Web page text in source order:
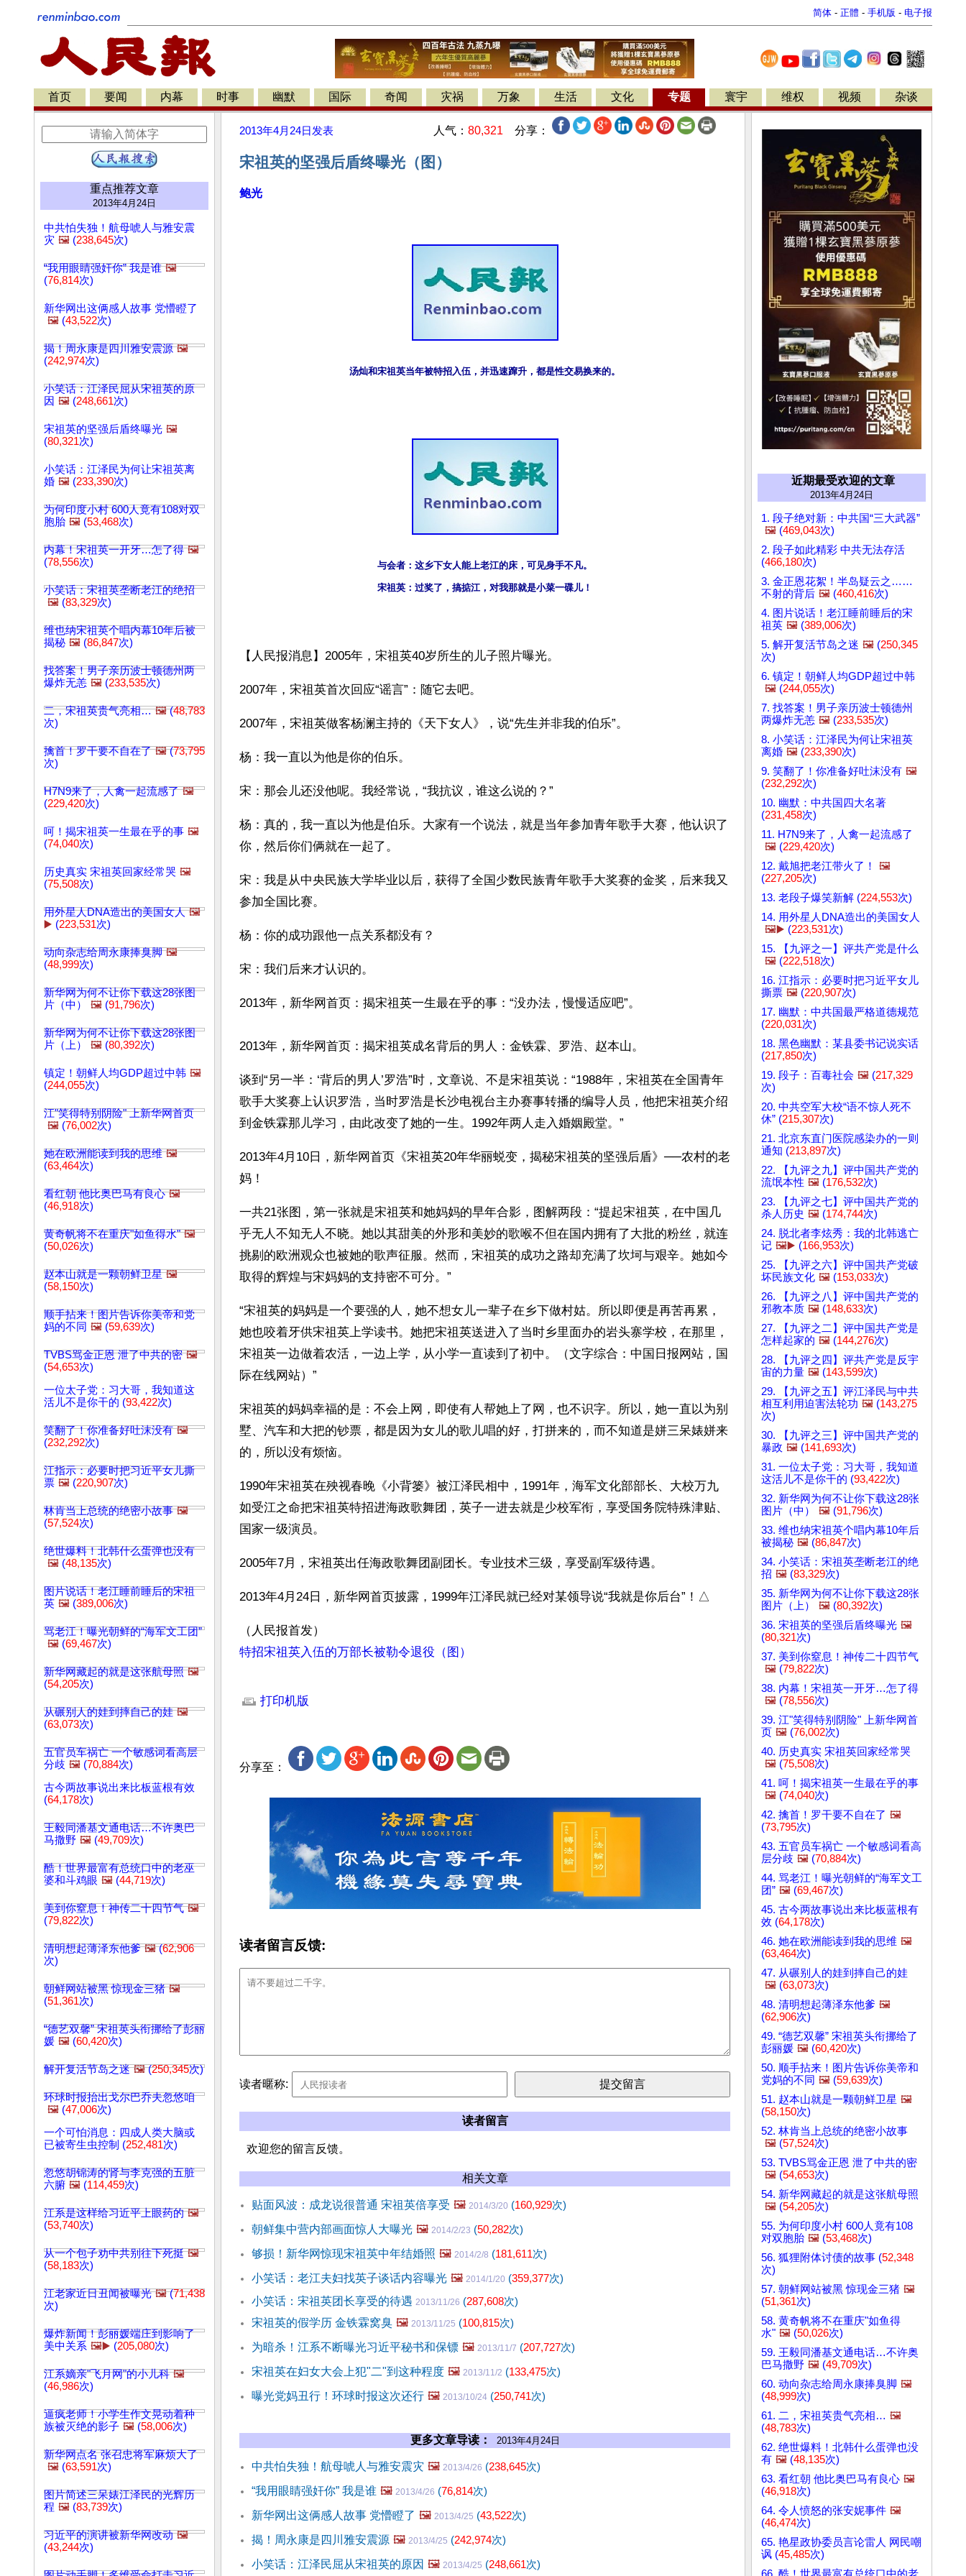
简体 - 正體 - 手机版 - 电子报
首页 要闻 内幕 时事 幽默 国际 奇闻 灾祸 万象 生活 文化 专题 寰宇 维权 视频 杂谈
重点推荐文章
2013年4月24日
中共怕失独！航母唬人与雅安震
灾 🖼️ (238,645次)
“我用眼睛强奸你” 我是谁 🖼️
(76,814次)
新华网出这俩感人故事 党懵瞪了
🖼️ (43,522次)
揭！周永康是四川雅安震源 🖼️
(242,974次)
小笑话：江泽民屈从宋祖英的原
因 🖼️ (248,661次)
宋祖英的坚强后盾终曝光 🖼️
(80,321次)
小笑话：江泽民为何让宋祖英离
婚 🖼️ (233,390次)
为何印度小村 600人竟有108对双
胞胎 🖼️ (53,468次)
内幕！宋祖英一开牙…怎了得 🖼️
(78,556次)
小笑话：宋祖英垄断老江的绝招
🖼️ (83,329次)
维也纳宋祖英个唱内幕10年后被
揭秘 🖼️ (86,847次)
找答案！男子亲历波士顿德州两
爆炸无恙 🖼️ (233,535次)
二，宋祖英贵气亮相… 🖼️(48,783
次)
擒首！罗干要不自在了 🖼️(73,795
次)
H7N9来了，人禽一起流感了 🖼️
(229,420次)
呵！揭宋祖英一生最在乎的事 🖼️
(74,040次)
历史真实 宋祖英回家经常哭 🖼️
(75,508次)
用外星人DNA造出的美国女人 🖼️
▶️ (223,531次)
动向杂志给周永康捧臭脚 🖼️
(48,999次)
新华网为何不让你下载这28张图
片（中）
🖼️ (91,796次)
新华网为何不让你下载这28张图
片（上）
🖼️ (80,392次)
镇定！朝鲜人均GDP超过中韩 🖼️
(244,055次)
江"笑得特别阴险" 上新华网首页
🖼️ (76,002次)
她在欧洲能读到我的思维 🖼️
(63,464次)
看红朝 他比奥巴马有良心 🖼️
(46,918次)
黄奇帆将不在重庆"如鱼得水" 🖼️
(50,026次)
赵本山就是一颗朝鲜卫星 🖼️
(58,150次)
顺手拈来！图片告诉你美帝和党
妈的不同 🖼️ (59,639次)
TVBS骂金正恩 泄了中共的密 🖼️
(54,653次)
一位太子党：习大哥，我知道这
活儿不是你干的 (93,422次)
笑翻了！你准备好吐沫没有 🖼️
(232,292次)
江指示：必要时把习近平女儿撕
票 🖼️ (220,907次)
林肯当上总统的绝密小故事 🖼️
(57,524次)
绝世爆料！北韩什么蛋弹也没有
🖼️ (48,135次)
图片说话！老江睡前睡后的宋祖
英 🖼️ (389,006次)
骂老江！曝光朝鲜的“海军文工团”
🖼️ (69,467次)
新华网藏起的就是这张航母照 🖼️
(54,205次)
从碾别人的娃到摔自己的娃 🖼️
(63,073次)
五官员车祸亡 一个敏感词看高层
分歧 🖼️ (70,884次)
古今两故事说出来比板蓝根有效
(64,178次)
王毅同潘基文通电话…不许奥巴
马撒野 🖼️ (49,709次)
酷！世界最富有总统口中的老巫
婆和斗鸡眼 🖼️ (44,719次)
美到你窒息！神传二十四节气 🖼️
(79,822次)
清明想起薄泽东他爹 🖼️(62,906
次)
朝鲜网站被黑 惊现金三猪 🖼️
(51,361次)
“德艺双馨” 宋祖英头衔挪给了彭丽
媛 🖼️ (60,420次)
解开复活节岛之迷 🖼️(250,345次)
环球时报抬出戈尔巴乔夫忽悠咱
🖼️ (47,006次)
一个可怕消息：四成人类大脑或
已被寄生虫控制 (252,481次)
忽悠胡锦涛的肾与李克强的五脏
六腑 🖼️ (114,459次)
江系是这样给习近平上眼药的 🖼️
(53,740次)
从一个包子劝中共别往下死挺 🖼️
(58,183次)
江老家近日丑闻被曝光 🖼️(71,438
次)
爆炸新闻！彭丽媛端庄到影响了
美中关系 🖼️▶️ (205,080次)
江系嫡亲"飞月网"的小儿科 🖼️
(46,986次)
逼疯老师！小学生作文晃动着种
族被灭绝的影子 🖼️ (58,006次)
新华网点名 张召忠将军麻烦大了
🖼️ (63,591次)
图片简述三呆婊江泽民的光辉历
程 🖼️ (83,739次)
习近平的演讲被新华网改动 🖼️
(43,244次)
2013年4月24日 发表 人气： 80,321 分享：
宋祖英的坚强后盾终曝光（图）
鲍光
汤灿和宋祖英当年被特招入伍，并迅速蹿升，都是性交易换来的。
与会者：这乡下女人能上老江的床，可见身手不凡。
宋祖英：过奖了，搞掂江，对我那就是小菜一碟儿！
【人民报消息】2005年，宋祖英40岁所生的儿子照片曝光。
2007年，宋祖英首次回应“谣言”：随它去吧。
2007年，宋祖英做客杨澜主持的《天下女人》，说“先生并非我的伯乐”。
杨：我一直以为他是你的伯乐。
宋：那会儿还没他呢。我经常说，“我抗议，谁这么说的？”
杨：真的，我一直以为他是伯乐。大家有一个说法，就是当年参加青年歌手大赛，他认识了
你，然后你们俩就在一起了。
宋：我是从中央民族大学毕业以后，获得了全国少数民族青年歌手大奖赛的金奖，后来我又
参加全国比赛。
杨：你的成功跟他一点关系都没有？
宋：我们后来才认识的。
2013年，新华网首页：揭宋祖英一生最在乎的事：“没办法，慢慢适应吧”。
2013年，新华网首页：揭宋祖英成名背后的男人：金铁霖、罗浩、赵本山。
谈到“另一半：‘背后的男人’罗浩”时，文章说、不是宋祖英说：“1988年，宋祖英在全国青年
歌手大奖赛上认识罗浩，当时罗浩是长沙电视台主办赛事转播的编导人员，他把宋祖英介绍
到金铁霖那儿学习，由此改变了她的一生。1992年两人走入婚姻殿堂。”
2013年4月10日，新华网首页《宋祖英20年华丽蜕变，揭秘宋祖英的坚强后盾》──农村的老
妈！
一共21张图，第一张就是宋祖英和她妈妈的早年合影，图解两段：“提起宋祖英，在中国几
乎无人不知无人不晓。她以其甜美的外形和美妙的歌喉不但在国内拥有了大批的粉丝，就连
挑剔的欧洲观众也被她的歌声征服。然而，宋祖英的成功之路却充满了坎坷与艰辛。她如今
取得的辉煌与宋妈妈的支持密不可分。”
“宋祖英的妈妈是一个要强的人，她不想女儿一辈子在乡下做村姑。所以即便是再苦再累，
她也咬着牙供宋祖英上学读书。她把宋祖英送进入了当时乡里面办的岩头寨学校，在那里，
宋祖英一边做着农活，一边上学，从小学一直读到了初中。（文字综合：中国日报网站，国
际在线网站）”
宋祖英的妈妈幸福的是：不会上网，即使有人帮她上了网，也不识字。所以，她一直以为别
墅、汽车和大把的钞票，都是因为女儿的歌儿唱的好，打拼来的，而不知道是姘三呆婊姘来
的，所以没有烦恼。
1990年宋祖英在殃视春晚《小背篓》被江泽民相中，1991年，海军文化部部长、大校万九
如受江之命把宋祖英特招进海政歌舞团，英子一进去就是少校军衔，享受国务院特殊津贴、
国家一级演员。
2005年7月，宋祖英出任海政歌舞团副团长。专业技术三级，享受副军级待遇。
2013年4月24日，新华网首页披露，1999年江泽民就已经对某领导说“我就是你后台”！△
（人民报首发）
特招宋祖英入伍的万部长被勒令退役（图）
打印机版
分享至：
读者留言反馈:
读者暱称:
读者留言
欢迎您的留言反馈。
相关文章
贴面风波：成龙说很普通 宋祖英倍享受 🖼️ 2014/3/20 (160,929次)
朝鲜集中营内部画面惊人大曝光 🖼️ 2014/2/23 (50,282次)
够损！新华网惊现宋祖英中年结婚照 🖼️ 2014/2/8 (181,611次)
小笑话：老江夫妇找英子谈话内容曝光 🖼️ 2014/1/20 (359,377次)
小笑话：宋祖英团长享受的待遇 2013/11/26 (287,608次)
宋祖英的假学历 金铁霖窝臭 🖼️ 2013/11/25 (100,815次)
为暗杀！江系不断曝光习近平秘书和保镖 🖼️ 2013/11/7 (207,727次)
宋祖英在妇女大会上犯"二"到这种程度 🖼️ 2013/11/2 (133,475次)
曝光党妈丑行！环球时报这次还行 🖼️ 2013/10/24 (250,741次)
更多文章导读： 2013年4月24日
中共怕失独！航母唬人与雅安震灾 🖼️ 2013/4/26 (238,645次)
“我用眼睛强奸你” 我是谁 🖼️ 2013/4/26 (76,814次)
新华网出这俩感人故事 党懵瞪了 🖼️ 2013/4/25 (43,522次)
揭！周永康是四川雅安震源 🖼️ 2013/4/25 (242,974次)
小笑话：江泽民屈从宋祖英的原因 🖼️ 2013/4/25 (248,661次)
近期最受欢迎的文章
2013年4月24日
1. 段子绝对新：中共国“三大武器”
🖼️ (469,043次)
2. 段子如此精彩 中共无法存活
(466,180次)
3. 金正恩花絮！半岛疑云之……
不射的背后 🖼️ (460,416次)
4. 图片说话！老江睡前睡后的宋
祖英 🖼️ (389,006次)
5. 解开复活节岛之迷 🖼️ (250,345
次)
6. 镇定！朝鲜人均GDP超过中韩
🖼️ (244,055次)
7. 找答案！男子亲历波士顿德州
两爆炸无恙 🖼️ (233,535次)
8. 小笑话：江泽民为何让宋祖英
离婚 🖼️ (233,390次)
9. 笑翻了！你准备好吐沫没有 🖼️
(232,292次)
10. 幽默：中共国四大名著
(231,458次)
11. H7N9来了，人禽一起流感了
🖼️ (229,420次)
12. 戴旭把老江带火了！
🖼️
(227,205次)
13. 老段子爆笑新解 (224,553次)
14. 用外星人DNA造出的美国女人
🖼️▶️ (223,531次)
15. 【九评之一】评共产党是什么
🖼️ (222,518次)
16. 江指示：必要时把习近平女儿
撕票 🖼️ (220,907次)
17. 幽默：中共国最严格道德规范
(220,031次)
18. 黑色幽默：某县委书记说实话
(217,850次)
19. 段子：百毒社会 🖼️ (217,329
次)
20. 中共空军大校“语不惊人死不
休” (215,307次)
21. 北京东直门医院感染办的一则
通知 (213,897次)
22. 【九评之九】评中国共产党的
流氓本性 🖼️ (176,532次)
23. 【九评之七】评中国共产党的
杀人历史 🖼️ (174,744次)
24. 脱北者李炫秀：我的北韩逃亡
记 🖼️▶️ (166,953次)
25. 【九评之六】评中国共产党破
坏民族文化 🖼️ (153,033次)
26. 【九评之八】评中国共产党的
邪教本质 🖼️ (148,633次)
27. 【九评之二】评中国共产党是
怎样起家的 🖼️ (144,276次)
28. 【九评之四】评共产党是反宇
宙的力量 🖼️ (143,599次)
29. 【九评之五】评江泽民与中共
相互利用迫害法轮功 🖼️ (143,275
次)
30. 【九评之三】评中国共产党的
暴政 🖼️ (141,693次)
31. 一位太子党：习大哥，我知道
这活儿不是你干的 (93,422次)
32. 新华网为何不让你下载这28张
图片（中）
🖼️ (91,796次)
33. 维也纳宋祖英个唱内幕10年后
被揭秘 🖼️ (86,847次)
34. 小笑话：宋祖英垄断老江的绝
招 🖼️ (83,329次)
35. 新华网为何不让你下载这28张
图片（上）
🖼️ (80,392次)
36. 宋祖英的坚强后盾终曝光 🖼️
(80,321次)
37. 美到你窒息！神传二十四节气
🖼️ (79,822次)
38. 内幕！宋祖英一开牙…怎了得
🖼️ (78,556次)
39. 江"笑得特别阴险" 上新华网首
页 🖼️ (76,002次)
40. 历史真实 宋祖英回家经常哭
🖼️ (75,508次)
41. 呵！揭宋祖英一生最在乎的事
🖼️ (74,040次)
42. 擒首！罗干要不自在了 🖼️
(73,795次)
43. 五官员车祸亡 一个敏感词看高
层分歧 🖼️ (70,884次)
44. 骂老江！曝光朝鲜的“海军文工
团” 🖼️ (69,467次)
45. 古今两故事说出来比板蓝根有
效 (64,178次)
46. 她在欧洲能读到我的思维 🖼️
(63,464次)
47. 从碾别人的娃到摔自己的娃
🖼️ (63,073次)
48. 清明想起薄泽东他爹 🖼️
(62,906次)
49. “德艺双馨” 宋祖英头衔挪给了
彭丽媛 🖼️ (60,420次)
50. 顺手拈来！图片告诉你美帝和
党妈的不同 🖼️ (59,639次)
51. 赵本山就是一颗朝鲜卫星 🖼️
(58,150次)
52. 林肯当上总统的绝密小故事
🖼️ (57,524次)
53. TVBS骂金正恩 泄了中共的密
🖼️ (54,653次)
54. 新华网藏起的就是这张航母照
🖼️ (54,205次)
55. 为何印度小村 600人竟有108
对双胞胎 🖼️ (53,468次)
56. 狐狸附体讨债的故事 (52,348
次)
57. 朝鲜网站被黑 惊现金三猪 🖼️
(51,361次)
58. 黄奇帆将不在重庆"如鱼得
水" 🖼️ (50,026次)
59. 王毅同潘基文通电话…不许奥
巴马撒野 🖼️ (49,709次)
60. 动向杂志给周永康捧臭脚 🖼️
(48,999次)
61. 二，宋祖英贵气亮相… 🖼️
(48,783次)
62. 绝世爆料！北韩什么蛋弹也没
有 🖼️ (48,135次)
63. 看红朝 他比奥巴马有良心 🖼️
(46,918次)
64. 令人愤怒的张安妮事件 🖼️
(46,474次)
65. 艳星政协委员言论雷人 网民嘲
讽 (45,485次)
66. 酷！世界最富有总统口中的老